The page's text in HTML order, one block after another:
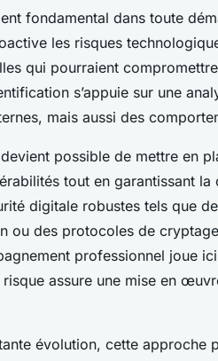
fondamental dans toute
les risques
qui pourraient
s’appuie sur une
mais aussi des
possible de mettre en
tout en garantissant
digitale robustes tels que
ou des protocoles de
professionnel joue
risque assure une mise en
évolution, cette approche